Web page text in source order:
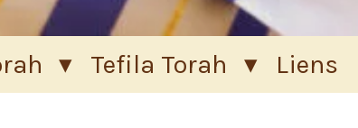
Tefila Torah Liens